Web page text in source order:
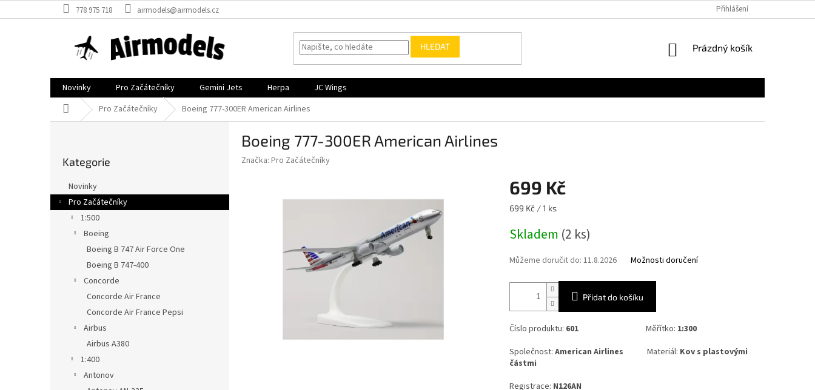
na
778 975 718 airmodels@airmodels.cz Přihlášení
HLEDAT
NÁKUPNÍ
Prázdný košík
Novinky Pro Začátečníky Gemini Jets Herpa
JC Wings
Domů Pro Začátečníky Boeing 777-300ER American Airlines
a
n
kategorie
Kategorie
Novinky
Pro Začátečníky
1:500
Boeing
Boeing B 747 Air Force One
Boeing B 747-400
Concorde
Concorde Air France
Concorde Air France Pepsi
Airbus
Airbus A380
1:400
Antonov
Boeing 777-300ER American Airlines
Značka: Pro Začátečníky
699 Kč
Měrná
699 Kč / 1 ks
Skladem (2 ks)
Můžeme doručit do: 11.8.2026 Možnosti doručení
Přidat do košíku
Číslo produktu: 601 Měřítko: 1:300
Společnost: American Airlines Materiál: Kov s plastovými
částmi
Registrace: N126AN